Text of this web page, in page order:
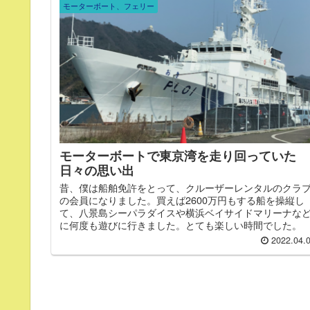
モーターボート、フェリー
モーターボートで東京湾を走り回っていた
日々の思い出
昔、僕は船舶免許をとって、クルーザーレンタルのクラ
の会員になりました。買えば2600万円もする船を操縦し
て、八景島シーパラダイスや横浜ベイサイドマリーナな
に何度も遊びに行きました。とても楽しい時間でした。